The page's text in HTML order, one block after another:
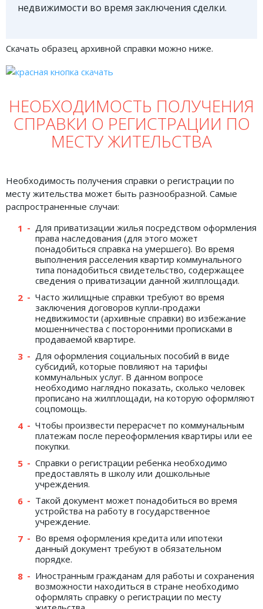
недвижимости во время заключения сделки.
Скачать образец архивной справки можно ниже.
НЕОБХОДИМОСТЬ ПОЛУЧЕНИЯ
СПРАВКИ О РЕГИСТРАЦИИ ПО
МЕСТУ ЖИТЕЛЬСТВА
Необходимость получения справки о регистрации по
месту жительства может быть разнообразной. Самые
распространенные случаи:
Для приватизации жилья посредством оформления
права наследования (для этого может
понадобиться справка на умершего). Во время
выполнения расселения квартир коммунального
типа понадобиться свидетельство, содержащее
сведения о приватизации данной жилплощади.
Часто жилищные справки требуют во время
заключения договоров купли-продажи
недвижимости (архивные справки) во избежание
мошенничества с посторонними прописками в
продаваемой квартире.
Для оформления социальных пособий в виде
субсидий, которые повлияют на тарифы
коммунальных услуг. В данном вопросе
необходимо наглядно показать, сколько человек
прописано на жилплощади, на которую оформляют
соцпомощь.
Чтобы произвести перерасчет по коммунальным
платежам после переоформления квартиры или ее
покупки.
Справки о регистрации ребенка необходимо
предоставлять в школу или дошкольные
учреждения.
Такой документ может понадобиться во время
устройства на работу в государственное
учреждение.
Во время оформления кредита или ипотеки
данный документ требуют в обязательном
порядке.
Иностранным гражданам для работы и сохранения
возможности находиться в стране необходимо
оформлять справку о регистрации по месту